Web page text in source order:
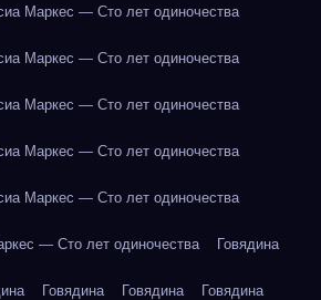
Маркес — Сто лет одиночества
Маркес — Сто лет одиночества
Маркес — Сто лет одиночества
Маркес — Сто лет одиночества
Маркес — Сто лет одиночества
— Сто лет одиночества Говядина
Говядина Говядина Говядина